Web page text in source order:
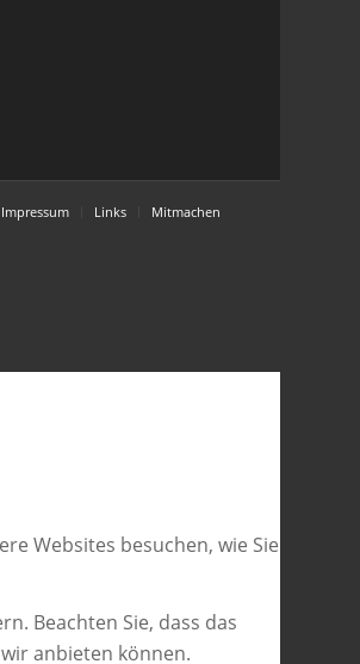
Impressum Links Mitmachen
Websites besuchen, wie Sie
Beachten Sie, dass das
anbieten können.